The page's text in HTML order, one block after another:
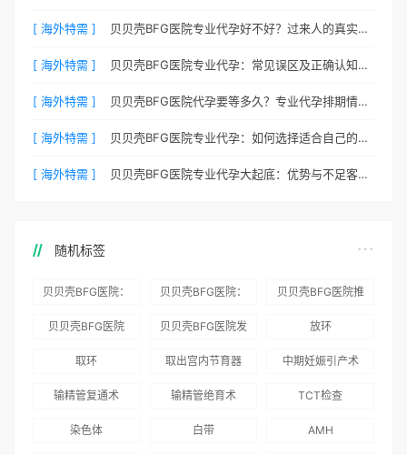
[ 海外特需 ] 贝贝壳BFG医院专业代孕好不好？过来人的真实心声
[ 海外特需 ] 贝贝壳BFG医院专业代孕：常见误区及正确认知全梳理
[ 海外特需 ] 贝贝壳BFG医院代孕要等多久？专业代孕排期情况公开
[ 海外特需 ] 贝贝壳BFG医院专业代孕：如何选择适合自己的代妈？
[ 海外特需 ] 贝贝壳BFG医院专业代孕大起底：优势与不足客观分析
随机标签
贝贝壳BFG医院：
务
贝贝壳BFG医院：
术”和“法律支持”
贝贝壳BFG医院推
贝贝壳BFG医院
贝贝壳BFG医院发
国版）》
放环
取环 取出宫内节育器 中期妊娠引产术
输精管复通术 输精管绝育术 TCT检查
染色体 白带 AMH